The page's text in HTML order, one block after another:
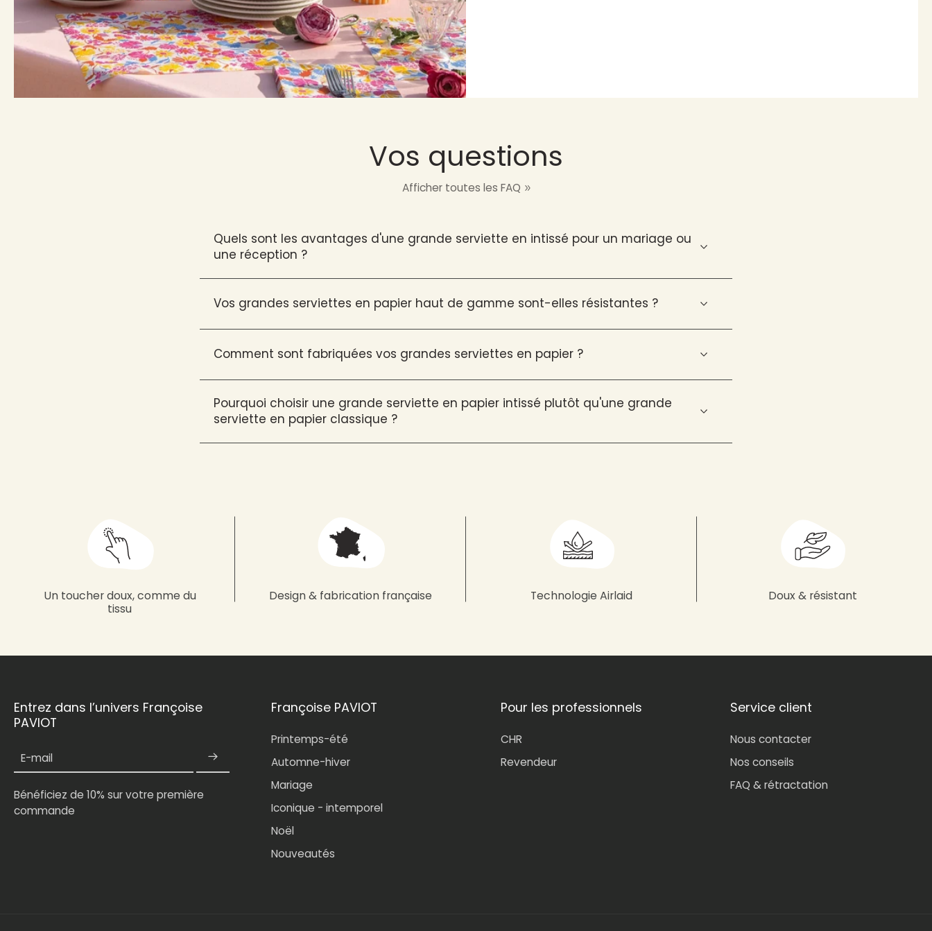
Vos questions
Afficher toutes les FAQ
Quels sont les avantages d'une grande serviette en intissé pour un mariage ou
une réception ?
Vos grandes serviettes en papier haut de gamme sont-elles résistantes ?
Comment sont fabriquées vos grandes serviettes en papier ?
Pourquoi choisir une grande serviette en papier intissé plutôt qu'une grande
serviette en papier classique ?
Un toucher doux, comme du
tissu
Design & fabrication française Technologie Airlaid Doux & résistant
Entrez dans l’univers Françoise
PAVIOT
E-mail
Bénéficiez de 10% sur votre première
commande
Françoise PAVIOT
Printemps-été
Automne-hiver
Mariage
Iconique - intemporel
Noël
Nouveautés
Pour les professionnels
CHR
Revendeur
Service client
Nous contacter
Nos conseils
FAQ & rétractation